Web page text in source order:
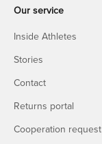
Our service
Inside Athletes
Stories
Contact
Returns portal
Cooperation request